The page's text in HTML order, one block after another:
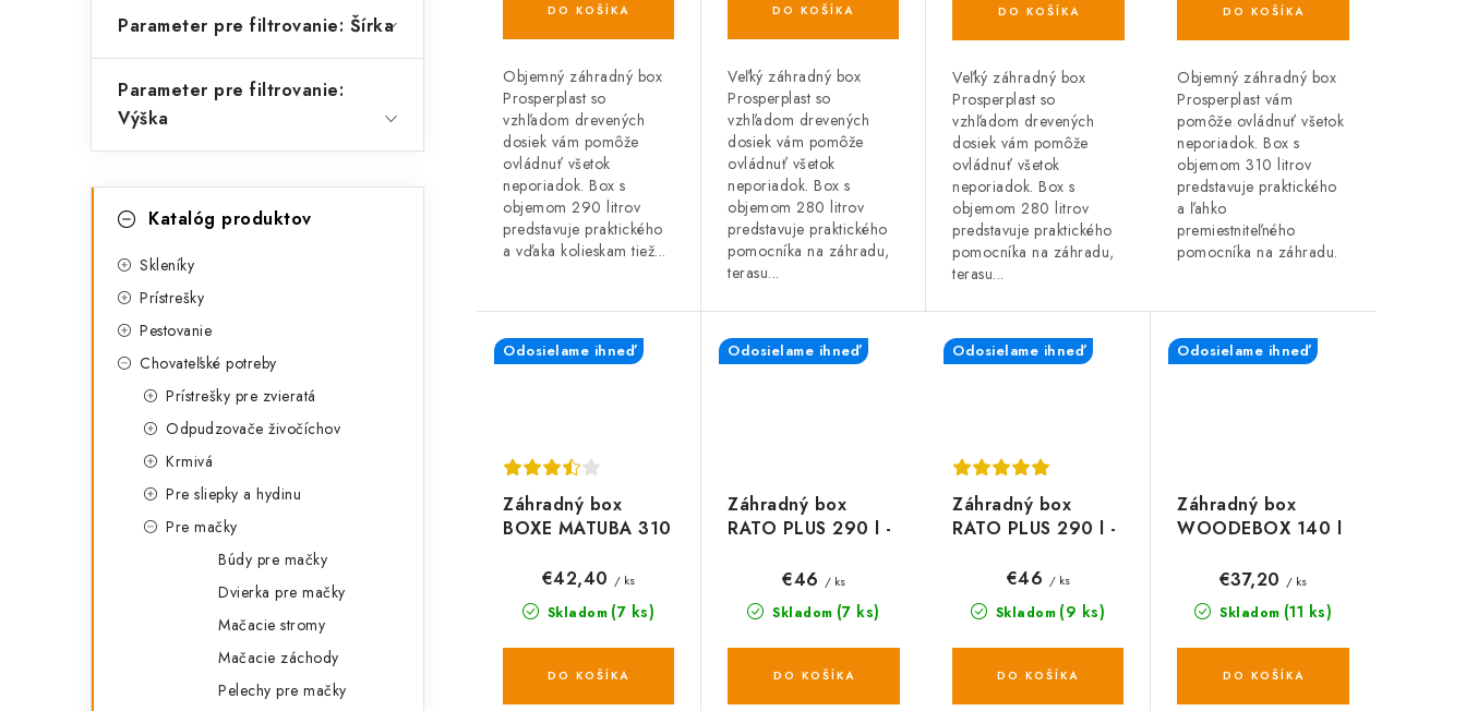
Parameter pre filtrovanie: Šírka
Parameter pre filtrovanie:
Výška
kategórieKatalóg produktov
Skleníky
Prístrešky
Pestovanie
Chovateľské potreby
Prístrešky pre zvieratá
Odpudzovače živočíchov
Krmivá
Pre sliepky a hydinu
Pre mačky
Búdy pre mačky
Dvierka pre mačky
Mačacie stromy
Mačacie záchody
Pelechy pre mačky
u
k
t
o
v
DO KOŠÍKA
Objemný záhradný box
Prosperplast so
vzhľadom drevených
dosiek vám pomôže
ovládnuť všetok
neporiadok. Box s
objemom 290 litrov
predstavuje praktického
a vďaka kolieskam tiež...
DO KOŠÍKA
Veľký záhradný box
Prosperplast so
vzhľadom drevených
dosiek vám pomôže
ovládnuť všetok
neporiadok. Box s
objemom 280 litrov
predstavuje praktického
pomocníka na záhradu,
terasu...
DO KOŠÍKA
Veľký záhradný box
Prosperplast so
vzhľadom drevených
dosiek vám pomôže
ovládnuť všetok
neporiadok. Box s
objemom 280 litrov
predstavuje praktického
pomocníka na záhradu,
terasu...
DO KOŠÍKA
Objemný záhradný box
Prosperplast vám
pomôže ovládnuť všetok
neporiadok. Box s
objemom 310 litrov
predstavuje praktického
a ľahko
premiestniteľného
pomocníka na záhradu.
Záhradný box
BOXE MATUBA 310
Odosielame ihneď
Skladom (7 ks)
€42,40 / ks
DO KOŠÍKA
Záhradný box
RATO PLUS 290 l -
Odosielame ihneď
Skladom (7 ks)
€46 / ks
DO KOŠÍKA
Záhradný box
RATO PLUS 290 l -
Odosielame ihneď
Skladom (9 ks)
€46 / ks
DO KOŠÍKA
Záhradný box
WOODEBOX 140 l
Odosielame ihneď
Skladom (11 ks)
€37,20 / ks
DO KOŠÍKA